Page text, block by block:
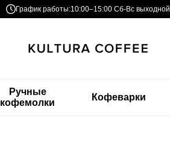
График работы:10:00–15:00 Сб-Вс выходной
Ручные
кофемолки
Кофеварки